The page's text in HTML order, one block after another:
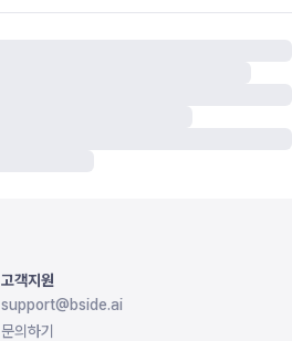
고객지원
support@bside.ai
문의하기